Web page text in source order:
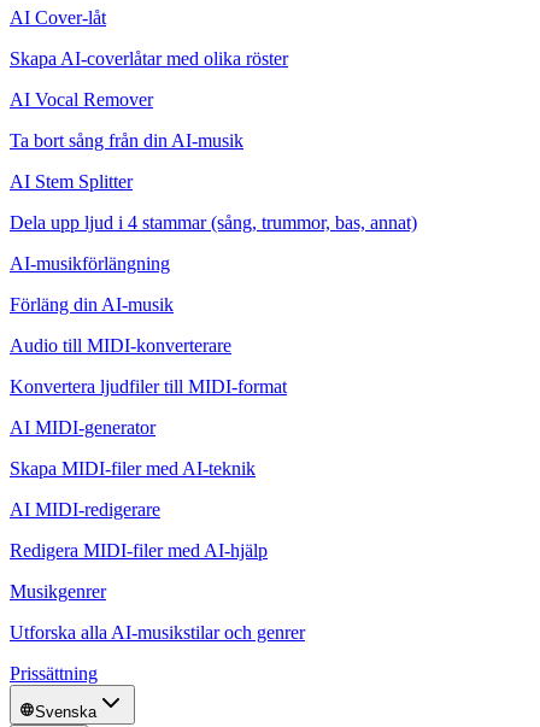
AI Cover-låt
Skapa AI-coverlåtar med olika röster
AI Vocal Remover
Ta bort sång från din AI-musik
AI Stem Splitter
Dela upp ljud i 4 stammar (sång, trummor, bas, annat)
AI-musikförlängning
Förläng din AI-musik
Audio till MIDI-konverterare
Konvertera ljudfiler till MIDI-format
AI MIDI-generator
Skapa MIDI-filer med AI-teknik
AI MIDI-redigerare
Redigera MIDI-filer med AI-hjälp
Musikgenrer
Utforska alla AI-musikstilar och genrer
Prissättning
Svenska